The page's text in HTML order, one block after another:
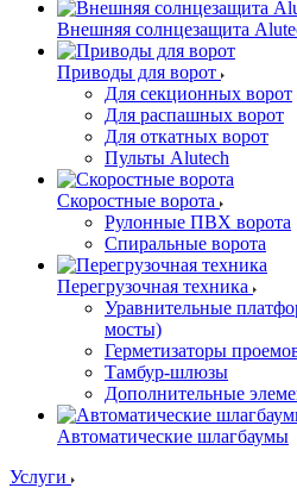
Внешняя солнцезащита
Приводы для ворот
Для секционных ворот
Для распашных ворот
Для откатных ворот
Пульты Alutech
Скоростные ворота
Рулонные ПВХ ворота
Спиральные ворота
Перегрузочная техника
Уравнительные
мосты)
Герметизаторы
Тамбур-шлюзы
Дополнительные
Автоматические шлагбаумы
Услуги